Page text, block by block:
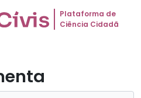
Plataforma de
Ciência Cidadã